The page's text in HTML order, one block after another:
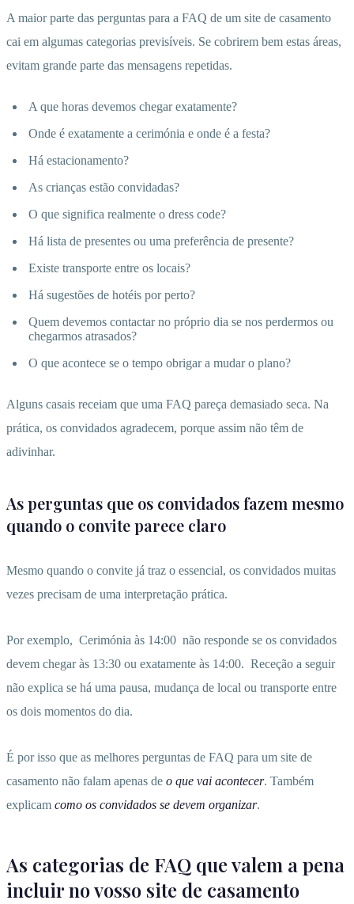
A maior parte das perguntas para a FAQ de um site de casamento
cai em algumas categorias previsíveis. Se cobrirem bem estas áreas,
evitam grande parte das mensagens repetidas.
A que horas devemos chegar exatamente?
Onde é exatamente a cerimónia e onde é a festa?
Há estacionamento?
As crianças estão convidadas?
O que significa realmente o dress code?
Há lista de presentes ou uma preferência de presente?
Existe transporte entre os locais?
Há sugestões de hotéis por perto?
Quem devemos contactar no próprio dia se nos perdermos ou
chegarmos atrasados?
O que acontece se o tempo obrigar a mudar o plano?
Alguns casais receiam que uma FAQ pareça demasiado seca. Na
prática, os convidados agradecem, porque assim não têm de
adivinhar.
As perguntas que os convidados fazem mesmo
quando o convite parece claro
Mesmo quando o convite já traz o essencial, os convidados muitas
vezes precisam de uma interpretação prática.
Por exemplo, Cerimónia às 14:00 não responde se os convidados
devem chegar às 13:30 ou exatamente às 14:00. Receção a seguir
não explica se há uma pausa, mudança de local ou transporte entre
os dois momentos do dia.
É por isso que as melhores perguntas de FAQ para um site de
casamento não falam apenas de o que vai acontecer. Também
explicam como os convidados se devem organizar.
As categorias de FAQ que valem a pena
incluir no vosso site de casamento